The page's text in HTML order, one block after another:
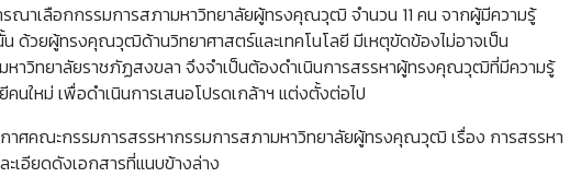
ณาเลือกกรรมการสภามหาวิทยาลัยผู้ทรงคุณวุฒิ จำนวน 11 คน จากผู้มีความรู้
ด้วยผู้ทรงคุณวุฒิด้านวิทยาศาสตร์และเทคโนโลยี มีเหตุขัดข้องไม่อาจเป็น
วิทยาลัยราชภัฏสงขลา จึงจำเป็นต้องดำเนินการสรรหาผู้ทรงคุณวุฒิที่มีความรู้
นใหม่ เพื่อดำเนินการเสนอโปรดเกล้าฯ แต่งตั้งต่อไป
าศคณะกรรมการสรรหากรรมการสภามหาวิทยาลัยผู้ทรงคุณวุฒิ เรื่อง การสรรหา
อียดดังเอกสารที่แนบข้างล่าง